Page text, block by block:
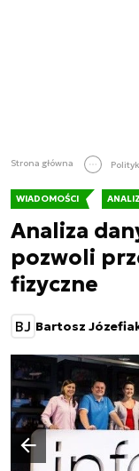
Strona główna
WIADOMOŚCI
Analiza
pozwoli
fizyczne
BJ Bartosz
Poprzedni slajd